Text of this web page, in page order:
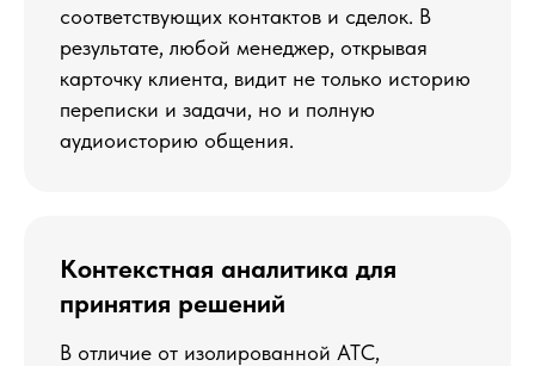
соответствующих контактов и сделок. В
результате, любой менеджер, открывая
карточку клиента, видит не только историю
переписки и задачи, но и полную
аудиоисторию общения.
Контекстная аналитика для
принятия решений
В отличие от изолированной АТС,
ПОДРОБНЕЕ